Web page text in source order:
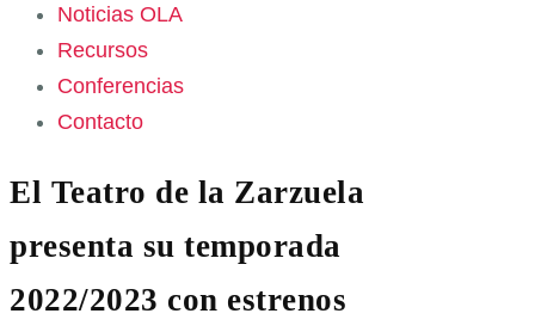
Noticias OLA
Recursos
Conferencias
Contacto
El Teatro de la Zarzuela
presenta su temporada
2022/2023 con estrenos